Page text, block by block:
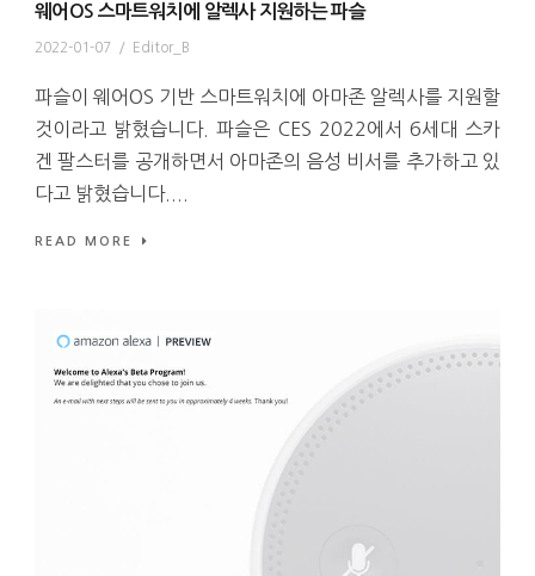
웨어OS 스마트워치에 알렉사 지원하는 파슬
2022-01-07 / Editor_B
파슬이 웨어OS 기반 스마트워치에 아마존 알렉사를 지원할
것이라고 밝혔습니다. 파슬은 CES 2022에서 6세대 스카
겐 팔스터를 공개하면서 아마존의 음성 비서를 추가하고 있
다고 밝혔습니다....
READ MORE